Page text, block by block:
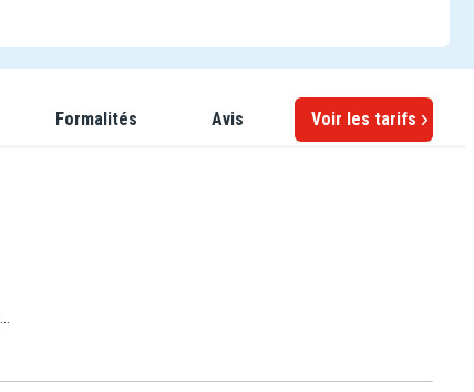
Formalités Avis Voir les tarifs